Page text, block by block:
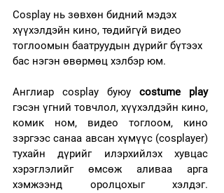
Cosplay нь зөвхөн бидний мэдэх
хүүхэлдэйн кино, төдийгүй видео
тоглоомын баатруудын дүрийг бүтээх
бас нэгэн өвөрмөц хэлбэр юм.
Англиар сosplay буюу costume play
гэсэн үгний товчлол, хүүхэлдэйн кино,
комик ном, видео тоглоом, кино
зэргээс санаа авсан хүмүүс (cosplayer)
тухайн дүрийг илэрхийлэх хувцас
хэрэглэлийг өмсөж аливаа арга
хэмжээнд оролцохыг хэлдэг.